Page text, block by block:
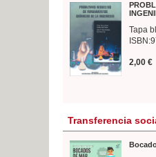
Tapa
2,00 €
Transferencia